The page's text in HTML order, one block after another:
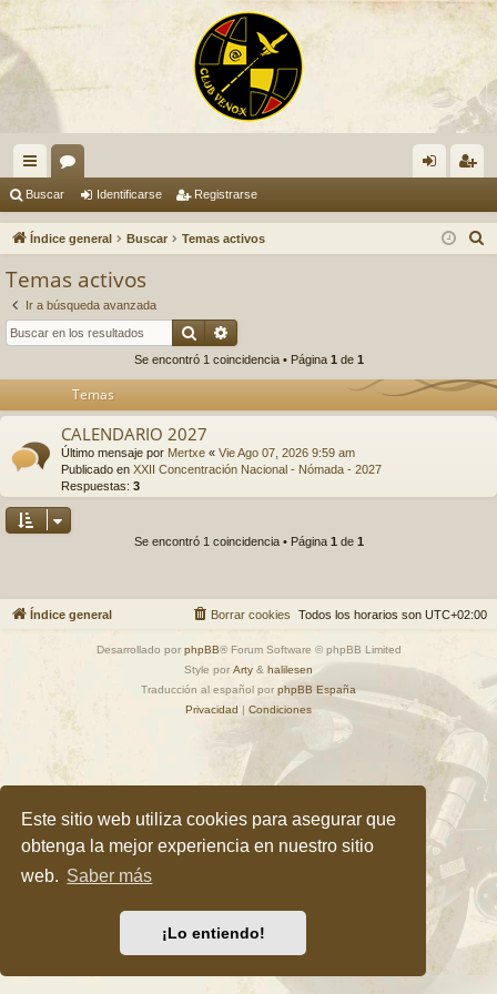
Este sitio web utiliza cookies para asegurar que
obtenga la mejor experiencia en nuestro sitio
web. Saber más
¡Lo entiendo!
nl
ac
pi
or
os nti ist
Buscar Identificarse Registrarse
Índice general Buscar Temas activos
Temas activos
Ir a búsqueda avanzada
Buscar
Se encontró 1 coincidencia • Página 1 de 1
Temas
CALENDARIO 2027
Último mensaje por Mertxe « Vie Ago 07, 2026 9:59 am
Publicado en XXII Concentración Nacional - Nómada - 2027
Respuestas: 3
Se encontró 1 coincidencia • Página 1 de 1
Índice general Todos los horarios son UTC+02:00
Borrar cookies
Desarrollado por phpBB® Forum Software © phpBB Limited
Style por Arty & halilesen
Traducción al español por phpBB España
Privacidad | Condiciones